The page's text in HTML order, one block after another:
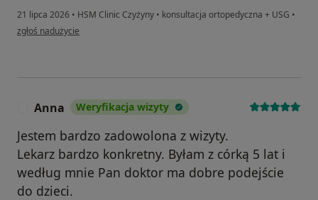
21 lipca 2026 • HSM Clinic Czyżyny • konsultacja ortopedyczna + USG •
w opinii użytkownika Weronika
zgłoś nadużycie
Anna Weryfikacja wizyty
Jestem bardzo zadowolona z wizyty.
Lekarz bardzo konkretny. Byłam z córką 5 lat i
według mnie Pan doktor ma dobre podejście
do dzieci.